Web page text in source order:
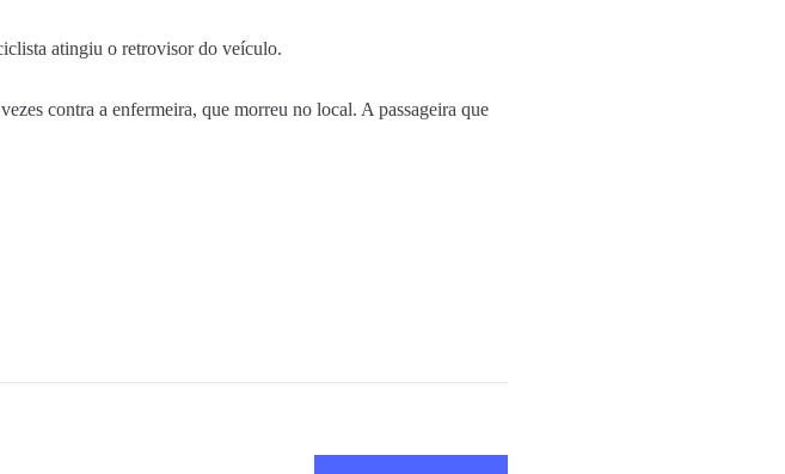
atingiu o retrovisor do veículo.
contra a enfermeira, que morreu no local. A passageira que